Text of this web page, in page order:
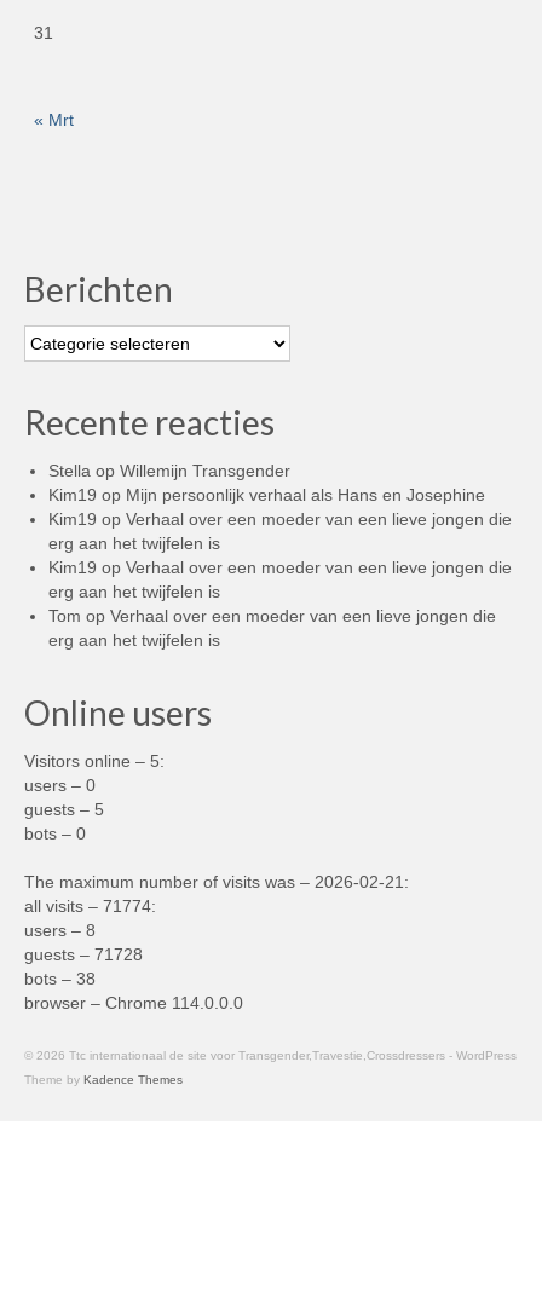
« Mrt
31
Berichten
Berichten
Recente reacties
Stella op Willemijn Transgender
Kim19 op Mijn persoonlijk verhaal als Hans en Josephine
Kim19 op Verhaal over een moeder van een lieve jongen die
erg aan het twijfelen is
Kim19 op Verhaal over een moeder van een lieve jongen die
erg aan het twijfelen is
Tom op Verhaal over een moeder van een lieve jongen die
erg aan het twijfelen is
Online users
Visitors online – 5:
users – 0
guests – 5
bots – 0
The maximum number of visits was – 2026-02-21:
all visits – 71774:
users – 8
guests – 71728
bots – 38
browser – Chrome 114.0.0.0
© 2026 Ttc internationaal de site voor Transgender,Travestie,Crossdressers - WordPress
Theme by Kadence Themes